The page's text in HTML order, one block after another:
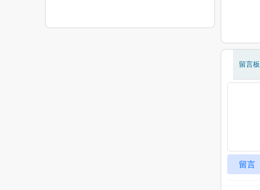
留言板
留言